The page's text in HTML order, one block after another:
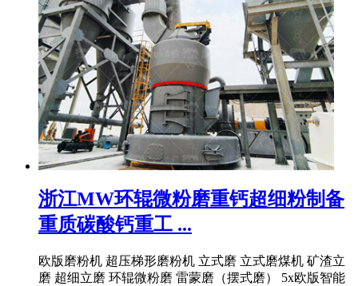
浙江MW环辊微粉磨重钙超细粉制备
重质碳酸钙重工 ...
欧版磨粉机 超压梯形磨粉机 立式磨 立式磨煤机 矿渣立
磨 超细立磨 环辊微粉磨 雷蒙磨（摆式磨） 5x欧版智能